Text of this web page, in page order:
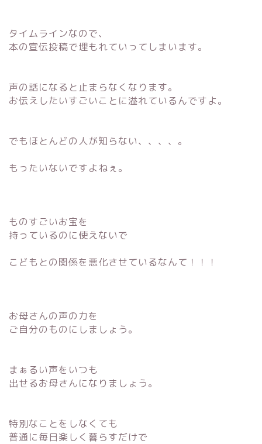
タイムラインなので、
本の宣伝投稿で埋もれていってしまいます。
声の話になると止まらなくなります。
お伝えしたいすごいことに溢れているんですよ。
でもほとんどの人が知らない、、、、。
もったいないですよねぇ。
ものすごいお宝を
持っているのに使えないで
こどもとの関係を悪化させているなんて！！！
お母さんの声の力を
ご自分のものにしましょう。
まぁるい声をいつも
出せるお母さんになりましょう。
特別なことをしなくても
普通に毎日楽しく暮らすだけで